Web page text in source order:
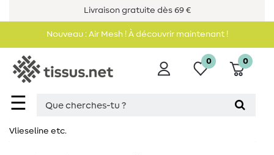
Livraison gratuite dès 69 €
Nouveau : Air Mesh ! À découvrir maintenant !
☰
0 0
Vlieseline etc.